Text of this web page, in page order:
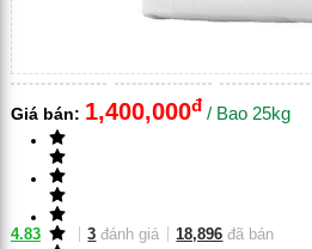
Giá bán: 1,400,000đ/ Bao 25kg
4.83 3 đánh giá 18,896 đã bán